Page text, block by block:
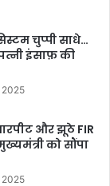
ने निर्वाचन व्यय
(ईडीसी) पर प्रकाश
संबंधी विभिन्न
चुप्पी साधे…
इंसाफ़ की
और झूठे FIR
को सौंपा